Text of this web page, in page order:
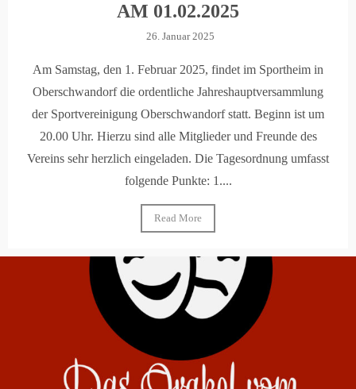
AM 01.02.2025
26. Januar 2025
Am Samstag, den 1. Februar 2025, findet im Sportheim in
Oberschwandorf die ordentliche Jahreshauptversammlung
der Sportvereinigung Oberschwandorf statt. Beginn ist um
20.00 Uhr. Hierzu sind alle Mitglieder und Freunde des
Vereins sehr herzlich eingeladen. Die Tagesordnung umfasst
folgende Punkte: 1....
Read More